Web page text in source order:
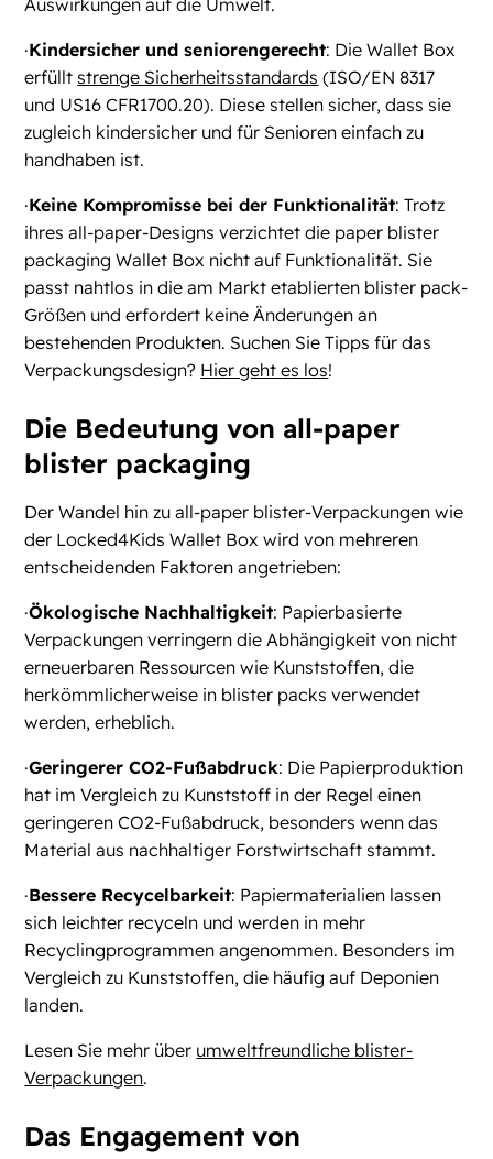
·Kindersicher und seniorengerecht: Die Wallet Box
erfülltstrenge Sicherheitsstandards (ISO/EN 8317
und US16 CFR1700.20). Diese stellen sicher, dass sie
zugleich kindersicher und für Senioren einfach zu
handhaben ist.
·Keine Kompromisse bei der Funktionalität: Trotz
ihres all-paper-Designs verzichtet die paper blister
packaging Wallet Box nicht auf Funktionalität. Sie
passt nahtlos in die am Markt etablierten blister pack-
Größen und erfordert keine Änderungen an
bestehenden Produkten. Suchen Sie Tipps für das
Verpackungsdesign? Hier geht es los!
Die Bedeutung von all-paper
blister packaging
Der Wandel hin zu all-paper blister-Verpackungen wie
der Locked4Kids Wallet Box wird von mehreren
entscheidenden Faktoren angetrieben:
·Ökologische Nachhaltigkeit: Papierbasierte
Verpackungen verringern die Abhängigkeit von nicht
erneuerbaren Ressourcen wie Kunststoffen, die
herkömmlicherweise in blister packs verwendet
werden, erheblich.
·Geringerer CO2-Fußabdruck: Die Papierproduktion
hat im Vergleich zu Kunststoff in der Regel einen
geringeren CO2-Fußabdruck, besonders wenn das
Material aus nachhaltiger Forstwirtschaft stammt.
·Bessere Recycelbarkeit: Papiermaterialien lassen
sich leichter recyceln und werden in mehr
Recyclingprogrammen angenommen. Besonders im
Vergleich zu Kunststoffen, die häufig auf Deponien
landen.
Lesen Sie mehr über umweltfreundliche blister-
Verpackungen.
Das Engagement von